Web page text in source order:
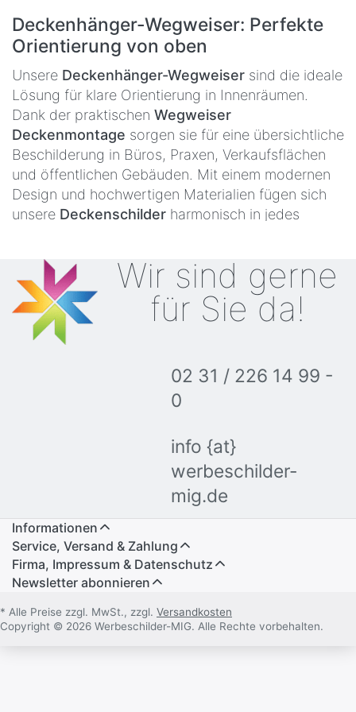
Deckenhänger-Wegweiser: Perfekte
Orientierung von oben
Unsere Deckenhänger-Wegweiser sind die ideale
Lösung für klare Orientierung in Innenräumen.
Dank der praktischen Wegweiser
Deckenmontage sorgen sie für eine übersichtliche
Beschilderung in Büros, Praxen, Verkaufsflächen
und öffentlichen Gebäuden. Mit einem modernen
Design und hochwertigen Materialien fügen sich
unsere Deckenschilder harmonisch in jedes
sicherheitsrelevanten Bereichen eingesetzt werden
können. Der große Vorteil: alle Standardgrößen
sind ab Lager und in 24h zum Versand bereit.
Effektive Beschilderung mit
Deckenwegweisern
Deckenwegweiser
problemlos an die Decke montiert werden. Diese
Lösung ist ideal, um wichtige Informationen,
Leitsysteme oder Fluchtwege sichtbar zu
Deckenhänger
Beschilderung
Überblick – von jedem Punkt im Raum aus.
Ergänzen Sie Ihre Beschilderung mit passenden
Büro-Türschildernoder
einheitliches Leitsystem zu schaffen.
Optimierte Leitsysteme für jedes
Wir sind gerne
für Sie da!
02 31 / 226 14 99 -
0
info {at}
werbeschilder-
mig.de
Informationen
Service, Versand & Zahlung
Firma, Impressum & Datenschutz
Newsletter abonnieren
* Alle Preise zzgl. MwSt., zzgl. Versandkosten
Copyright © 2026 Werbeschilder-MIG. Alle Rechte vorbehalten.